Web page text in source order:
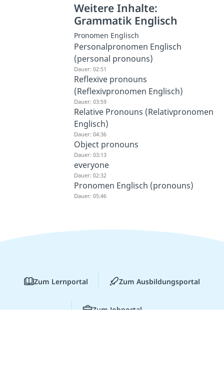
Weitere Inhalte:
Grammatik Englisch
Pronomen Englisch
Personalpronomen Englisch
(personal pronouns)
Dauer: 02:51
Reflexive pronouns
(Reflexivpronomen Englisch)
Dauer: 03:59
Relative Pronouns (Relativpronomen
Englisch)
Dauer: 04:36
Object pronouns
Dauer: 03:13
everyone
Dauer: 02:32
Pronomen Englisch (pronouns)
Dauer: 05:46
Zum Lernportal Zum Ausbildungsportal
Zum Jobportal